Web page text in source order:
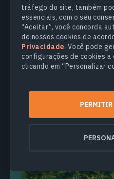
tráfego do site, também
essenciais, com o seu
“Aceitar”, você concorda
de nossos cookies de
Privacidade. Você pode
configurações de cookies a
clicando em “Personalizar
SILVICULTURA
Manejo Florestal
Práticas
cobertura vegetal com